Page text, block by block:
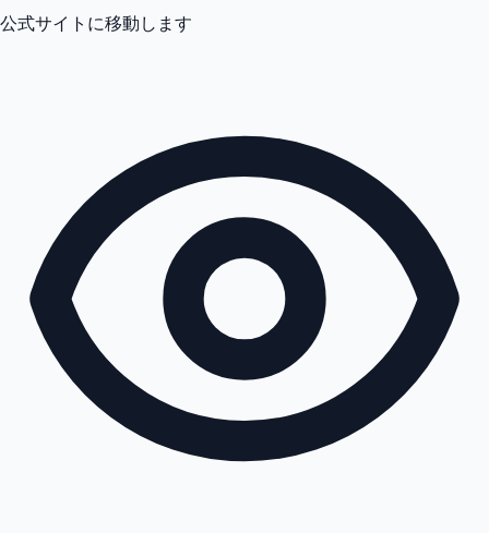
公式サイトに移動します